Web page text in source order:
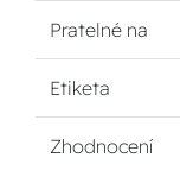
Pratelné na
Etiketa
Zhodnocení